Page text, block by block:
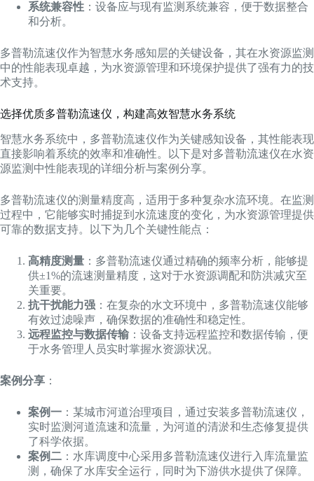
系统兼容性 ：设备应与现有监测系统兼容，便于数据整合
和分析。
多普勒流速仪作为智慧水务感知层的关键设备，其在水资源监测
中的性能表现卓越，为水资源管理和环境保护提供了强有力的技
术支持。
选择优质多普勒流速仪，构建高效智慧水务系统
智慧水务系统中，多普勒流速仪作为关键感知设备，其性能表现
直接影响着系统的效率和准确性。以下是对多普勒流速仪在水资
源监测中性能表现的详细分析与案例分享。
多普勒流速仪的测量精度高，适用于多种复杂水流环境。在监测
过程中，它能够实时捕捉到水流速度的变化，为水资源管理提供
可靠的数据支持。以下为几个关键性能点：
高精度测量 ：多普勒流速仪通过精确的频率分析，能够提
供±1%的流速测量精度，这对于水资源调配和防洪减灾至
关重要。
抗干扰能力强 ：在复杂的水文环境中，多普勒流速仪能够
有效过滤噪声，确保数据的准确性和稳定性。
远程监控与数据传输 ：设备支持远程监控和数据传输，便
于水务管理人员实时掌握水资源状况。
案例分享 ：
案例一 ：某城市河道治理项目，通过安装多普勒流速仪，
实时监测河道流速和流量，为河道的清淤和生态修复提供
了科学依据。
案例二 ：水库调度中心采用多普勒流速仪进行入库流量监
测，确保了水库安全运行，同时为下游供水提供了保障。